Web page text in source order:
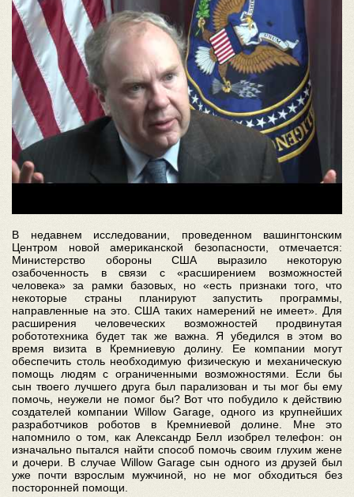
В недавнем исследовании, проведенном вашингтонским
Центром новой американской безопасности, отмечается:
Министерство обороны США выразило некоторую
озабоченность в связи с «расширением возможностей
человека» за рамки базовых, но «есть признаки того, что
некоторые страны планируют запустить программы,
направленные на это. США таких намерений не имеет». Для
расширения человеческих возможностей продвинутая
робототехника будет так же важна. Я убедился в этом во
время визита в Кремниевую долину. Ее компании могут
обеспечить столь необходимую физическую и механическую
помощь людям с ограниченными возможностями. Если бы
сын твоего лучшего друга был парализован и ты мог бы ему
помочь, неужели не помог бы? Вот что побудило к действию
создателей компании Willow Garage, одного из крупнейших
разработчиков роботов в Кремниевой долине. Мне это
напомнило о том, как Александр Белл изобрел телефон: он
изначально пытался найти способ помочь своим глухим жене
и дочери. В случае Willow Garage сын одного из друзей был
уже почти взрослым мужчиной, но не мог обходиться без
посторонней помощи.